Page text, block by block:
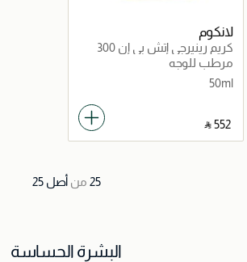
لانكوم
كريم رينيرجي إتش بي إن 300
ببتيد للوجه
مرطب للوجه
50ml
‎ ⃁ ⁦552⁩ ‎
25 من أصل 25
البشرة الحساسة